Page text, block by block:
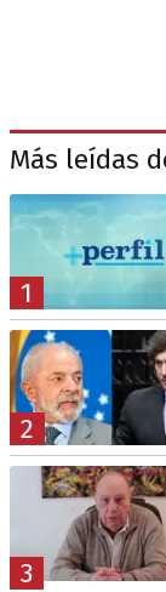
Más leídas
1
2
3